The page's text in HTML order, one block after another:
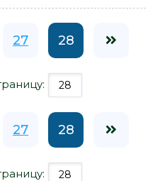
27 28
27 28